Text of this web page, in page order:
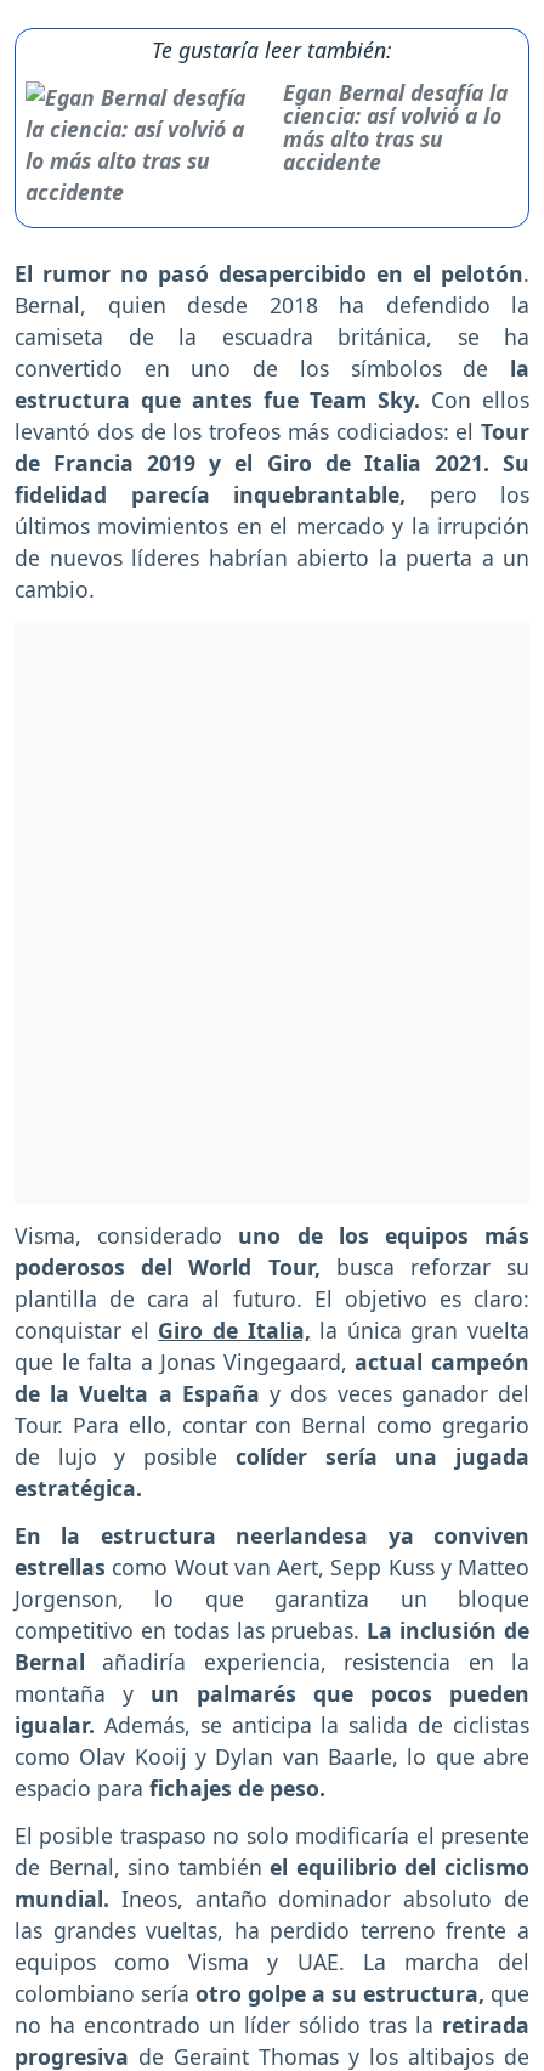
Te gustaría leer también:
Egan Bernal desafía la
ciencia: así volvió a lo
más alto tras su
accidente
El rumor no pasó desapercibido en el pelotón.
Bernal, quien desde 2018 ha defendido la
camiseta de la escuadra británica, se ha
convertido en uno de los símbolos de la
estructura que antes fue Team Sky. Con ellos
levantó dos de los trofeos más codiciados: el Tour
de Francia 2019 y el Giro de Italia 2021. Su
fidelidad parecía inquebrantable, pero los
últimos movimientos en el mercado y la irrupción
de nuevos líderes habrían abierto la puerta a un
cambio.
Visma, considerado uno de los equipos más
poderosos del World Tour, busca reforzar su
plantilla de cara al futuro. El objetivo es claro:
conquistar el Giro de Italia, la única gran vuelta
que le falta a Jonas Vingegaard, actual campeón
de la Vuelta a España y dos veces ganador del
Tour. Para ello, contar con Bernal como gregario
de lujo y posible colíder sería una jugada
estratégica.
En la estructura neerlandesa ya conviven
estrellas como Wout van Aert, Sepp Kuss y Matteo
Jorgenson, lo que garantiza un bloque
competitivo en todas las pruebas. La inclusión de
Bernalañadiría experiencia, resistencia en la
montaña y un palmarés que pocos pueden
igualar. Además, se anticipa la salida de ciclistas
como Olav Kooij y Dylan van Baarle, lo que abre
espacio para fichajes de peso.
El posible traspaso no solo modificaría el presente
de Bernal, sino tambiénel equilibrio del ciclismo
mundial. Ineos, antaño dominador absoluto de
las grandes vueltas, ha perdido terreno frente a
equipos como Visma y UAE. La marcha del
colombiano sería otro golpe a su estructura, que
no ha encontrado un líder sólido tras la retirada
progresiva de Geraint Thomas y los altibajos de